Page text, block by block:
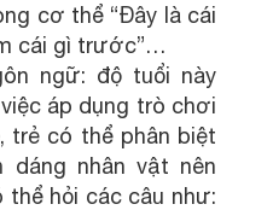
cơ thể “Đây là cái
cái gì trước”…
ngữ: độ tuổi này
áp dụng trò chơi
trẻ có thể phân biệt
dáng nhân vật nên
thể hỏi các câu như: